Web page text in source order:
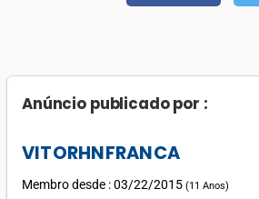
Anúncio publicado por :
VITORHNFRANCA
Membro desde : 03/22/2015 (11 Anos)